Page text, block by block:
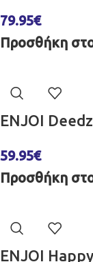
79.95€
Προσθήκη
ENJOI
59.95€
Προσθήκη
ENJOI